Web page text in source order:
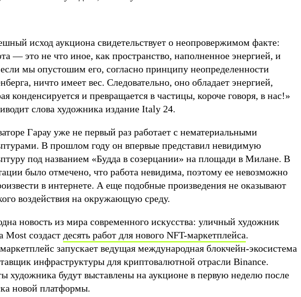
исход аукциона свидетельствует о неопровержимом факте:
— это не что иное, как пространство, наполненное энергией, и
мы опустошим его, согласно принципу неопределенности
ничто имеет вес. Следовательно, оно обладает энергией,
конденсируется и превращается в частицы, короче говоря, в нас!»
слова художника издание Italy 24.
Гарау уже не первый раз работает с нематериальными
В прошлом году он впервые представил невидимую
под названием «Будда в созерцании» на площади в Милане. В
было отмечено, что работа невидима, поэтому ее невозможно
в интернете. А еще подобные произведения не оказывают
воздействия на окружающую среду.
новость из мира современного искусства: уличный художник
создаст десять работ для нового NFT-маркетплейса.
запускает ведущая международная блокчейн-экосистема
инфраструктуры для криптовалютной отрасли Binance.
художника будут выставлены на аукционе в первую неделю после
новой платформы.